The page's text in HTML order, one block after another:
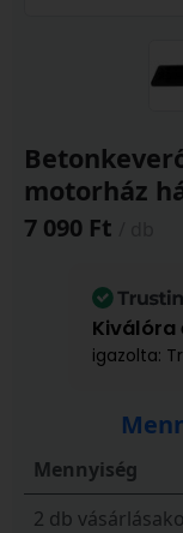
motorház
7 090 Ft
Kiválóra
igazolta:
Mennyiség
2 db